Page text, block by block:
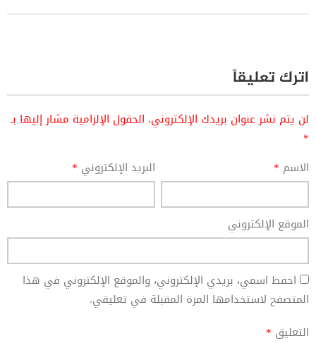
اترك تعليقاً
لن يتم نشر عنوان بريدك الإلكتروني. الحقول الإلزامية مشار إليها بـ
*
الاسم * البريد الإلكتروني *
الموقع الإلكتروني
احفظ اسمي، بريدي الإلكتروني، والموقع الإلكتروني في هذا
المتصفح لاستخدامها المرة المقبلة في تعليقي.
التعليق *